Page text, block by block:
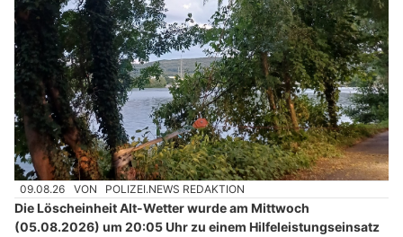
09.08.26 VON POLIZEI.NEWS REDAKTION
Die Löscheinheit Alt-Wetter wurde am Mittwoch
(05.08.2026) um 20:05 Uhr zu einem Hilfeleistungseinsatz